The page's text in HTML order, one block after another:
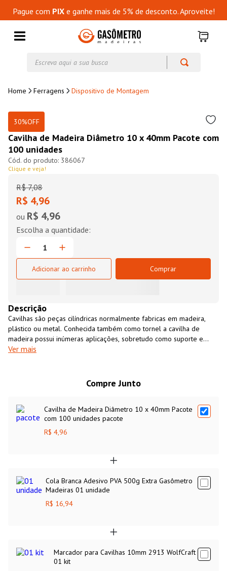
Pague com PIXe ganhe mais de 5% de desconto. Aproveite!
Ferragens Dispositivo de Montagem
30%OFF
Cavilha de Madeira Diâmetro 10 x 40mm Pacote com
100 unidades
386067
Clique e veja!
R$ 7,08
R$ 4,96
ou R$ 4,96
Adicionar ao carrinho Comprar
Descrição
Cavilhas são peças cilíndricas normalmente fabricas em madeira,
plástico ou metal. Conhecida também como tornel a cavilha de
madeira possui inúmeras aplicações, sobretudo como suporte e
elemento de fixação em união de pecas de madeira. Devido ao
móveis de madeira e seus derivados tais como, MDF, MDP,
compensados, OSB, entre outros. A Cavilha de Madeira Diâmetro 10
fornecida em embalagens com 100 unidades.
Ver mais
Compre Junto
Cavilha de Madeira Diâmetro 10 x 40mm Pacote
com 100 unidades pacote
R$ 4,96
Cola Branca Adesivo PVA 500g Extra Gasômetro
Madeiras 01 unidade
R$ 16,94
Marcador para Cavilhas 10mm 2913 WolfCraft
01 kit